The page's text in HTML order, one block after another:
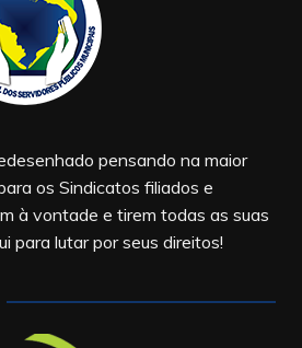
pensando na maior
os Sindicatos filiados e
à vontade e tirem todas as suas
para lutar por seus direitos!